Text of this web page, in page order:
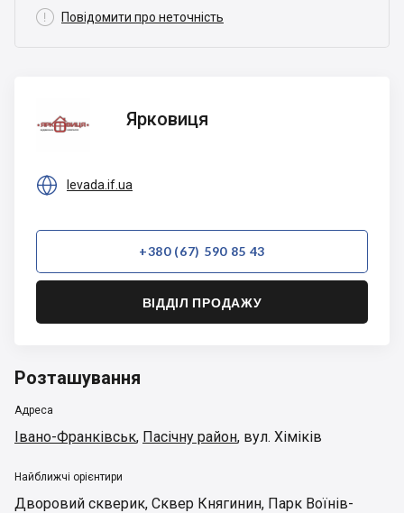
 Повідомити про неточність
Ярковиця
 levada.if.ua
+380 (67) 590 85 43
ВІДДІЛ ПРОДАЖУ
Розташування
Адреса
Івано-Франківськ, Пасічну район, вул. Хіміків
Найближчі орієнтири
Дворовий скверик, Сквер Княгинин, Парк Воїнів-